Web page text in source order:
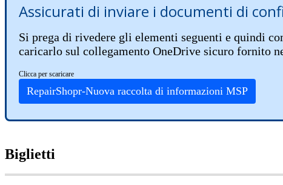
Assicurati di inviare i documenti di
Si prega di rivedere gli elementi seguenti e quindi
caricarlo sul collegamento OneDrive sicuro fornito
Clicca per scaricare
RepairShopr-Nuova raccolta di informazioni MSP
Biglietti